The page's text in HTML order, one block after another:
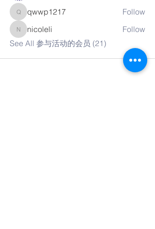
qwwp1217
qwwp1217 Follow
nicolelinicoleli
Follow
See All 参与活动的会员 (21)